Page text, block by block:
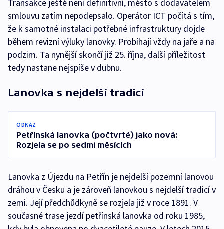
Transakce ještě není definitivní, město s dodavatelem
smlouvu zatím nepodepsalo. Operátor ICT počítá s tím,
že k samotné instalaci potřebné infrastruktury dojde
během revizní výluky lanovky. Probíhají vždy na jaře a na
podzim. Ta nynější skončí již 25. října, další příležitost
tedy nastane nejspíše v dubnu.
Lanovka s nejdelší tradicí
ODKAZ
Petřínská lanovka (počtvrté) jako nová:
Rozjela se po sedmi měsících
Lanovka z Újezdu na Petřín je nejdelší pozemní lanovou
dráhou v Česku a je zároveň lanovkou s nejdelší tradicí v
zemi. Její předchůdkyně se rozjela již v roce 1891. V
současné trase jezdí petřínská lanovka od roku 1985,